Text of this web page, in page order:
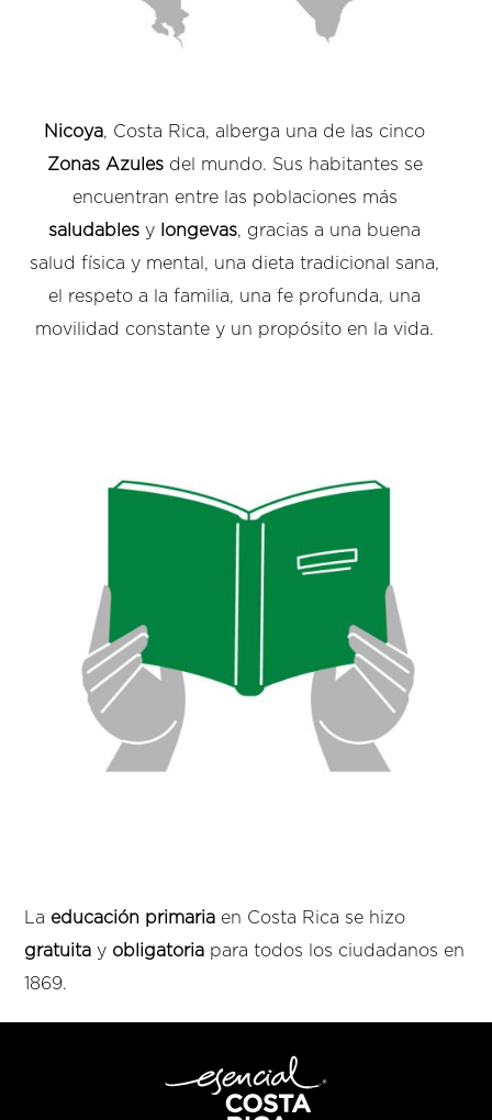
Nicoya, Costa Rica, alberga una de las cinco
Zonas Azulesdel mundo. Sus habitantes se
encuentran entre las poblaciones más
saludables y longevas, gracias a una buena
salud física y mental, una dieta tradicional sana,
el respeto a la familia, una fe profunda, una
movilidad constante y un propósito en la vida.
La educación primaria en Costa Rica se hizo
gratuita y obligatoria para todos los ciudadanos en
1869.